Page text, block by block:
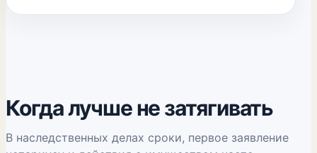
Когда лучше не затягивать
В наследственных делах сроки, первое заявление